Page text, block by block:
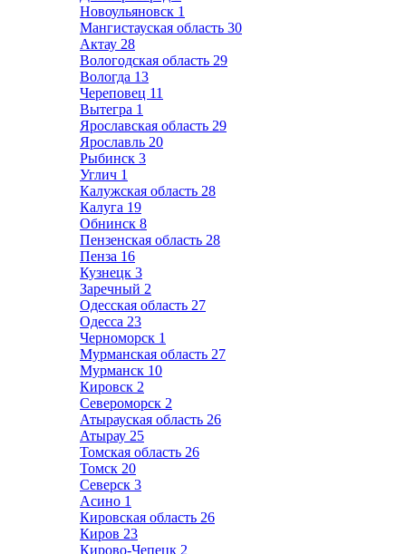
Новоульяновск 1
Мангистауская область 30
Актау 28
Вологодская область 29
Вологда 13
Череповец 11
Вытегра 1
Ярославская область 29
Ярославль 20
Рыбинск 3
Углич 1
Калужская область 28
Калуга 19
Обнинск 8
Пензенская область 28
Пенза 16
Кузнецк 3
Заречный 2
Одесская область 27
Одесса 23
Черноморск 1
Мурманская область 27
Мурманск 10
Кировск 2
Североморск 2
Атырауская область 26
Атырау 25
Томская область 26
Томск 20
Северск 3
Асино 1
Кировская область 26
Киров 23
Кирово-Чепецк 2